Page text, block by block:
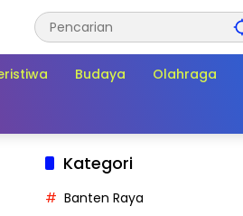
Budaya Olahraga
Kategori
Banten Raya